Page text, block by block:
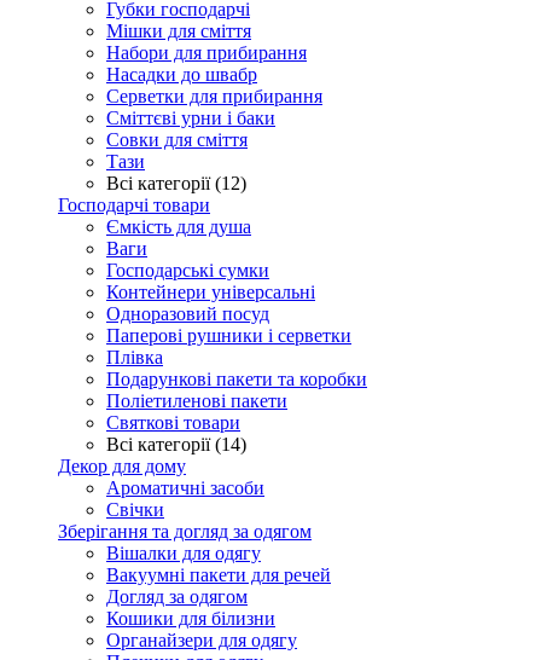
Губки господарчі
Мішки для сміття
Набори для прибирання
Насадки до швабр
Серветки для прибирання
Сміттєві урни і баки
Совки для сміття
Тази
Всі категорії (12)
Господарчі товари
Ємкість для душа
Ваги
Господарські сумки
Контейнери універсальні
Одноразовий посуд
Паперові рушники і серветки
Плівка
Подарункові пакети та коробки
Поліетиленові пакети
Святкові товари
Всі категорії (14)
Декор для дому
Ароматичні засоби
Свічки
Зберігання та догляд за одягом
Вішалки для одягу
Вакуумні пакети для речей
Догляд за одягом
Кошики для білизни
Органайзери для одягу